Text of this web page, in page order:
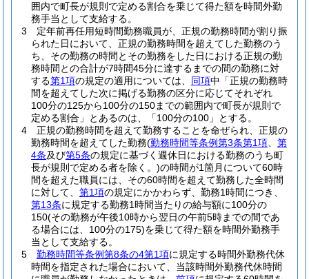
囲内で町長が規則で定める割合を乗じて得た額を時間外勤
務手当として支給する。
3
定年前再任用短時間勤務職員が、正規の勤務時間が割り振
られた日において、正規の勤務時間を超えてした勤務のう
ち、その勤務の時間とその勤務をした日における正規の勤
務時間との合計が7時間45分に達するまでの間の勤務に対
する第1項の規定の適用については、 同項中「正規の勤務時
間を超えてした次に掲げる勤務の区分に応じてそれぞれ
100分の125から100分の150までの範囲内で町長が規則で
定める割合」とあるのは、「100分の100」とする。
4
正規の勤務時間を超えて勤務することを命ぜられ、正規の
勤務時間を超えてした勤務(勤務時間等条例第3条第1項
第
4条及び第5条の規定に基づく週休日における勤務のうち町
長が規則で定める者を除く。)の時間が1箇月について60時
間を超えた職員には、その60時間を超えて勤務した全時間
に対して、 第1項の規定にかかわらず、勤務1時間につき、
第13条に規定する勤務1時間当たりの給与額に100分の
150(その勤務が午後10時から翌日の午前5時までの間であ
る場合には、100分の175)を乗じて得た額を時間外勤務手
当として支給する。
5
勤務時間等条例第8条の4第1項に規定する時間外勤務代休
時間を指定された場合において、当該時間外勤務代休時間